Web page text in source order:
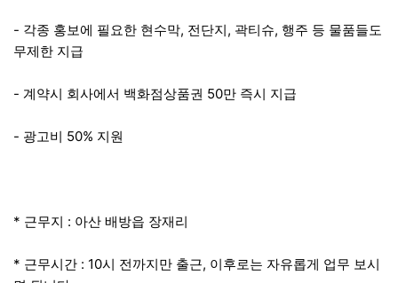
- 각종 홍보에 필요한 현수막, 전단지, 곽티슈, 행주 등 물품들도
무제한 지급
- 계약시 회사에서 백화점상품권 50만 즉시 지급
- 광고비 50% 지원
* 근무지 : 아산 배방읍 장재리
* 근무시간 : 10시 전까지만 출근, 이후로는 자유롭게 업무 보시